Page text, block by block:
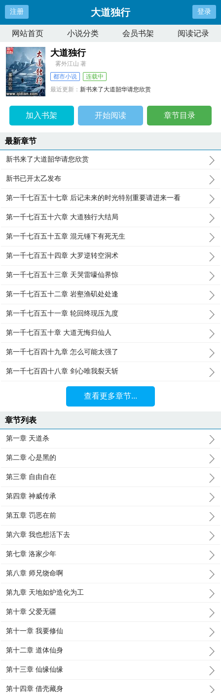
注册 大道独行 登录
网站首页 小说分类 会员书架 阅读记录
大道独行
雾外江山 著
都市小说
连载中
最近更新：新书来了大道韶华请您欣赏
加入书架 开始阅读 章节目录
最新章节
新书来了大道韶华请您欣赏
新书已开太乙发布
第一千七百五十七章 后记未来的时光特别重要请进来一看
第一千七百五十六章 大道独行大结局
第一千七百五十五章 混元锤下有死无生
第一千七百五十四章 大罗逆转空洞术
第一千七百五十三章 天哭雷嚎仙界惊
第一千七百五十二章 岩壑渔矶处处逢
第一千七百五十一章 轮回终现压九度
第一千七百五十章 大道无悔归仙人
第一千七百四十九章 怎么可能太强了
第一千七百四十八章 剑心唯我裂天斩
查看更多章节...
章节列表
第一章 天道杀
第二章 心是黑的
第三章 自由自在
第四章 神威传承
第五章 罚恶在前
第六章 我也想活下去
第七章 洛家少年
第八章 师兄饶命啊
第九章 天地如炉造化为工
第十章 父爱无疆
第十一章 我要修仙
第十二章 道体仙身
第十三章 仙缘仙缘
第十四章 借壳藏身